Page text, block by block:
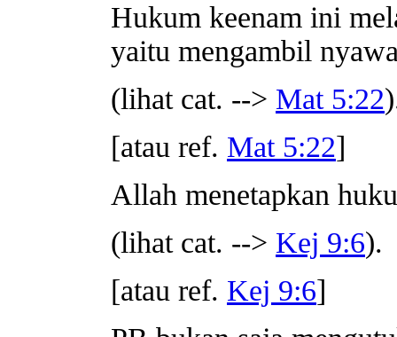
Hukum keenam ini
yaitu mengambil
(lihat cat. --> Mat 5:22
[atau ref. Mat 5:22]
Allah menetapkan
(lihat cat. --> Kej 9:6).
[atau ref. Kej 9:6]